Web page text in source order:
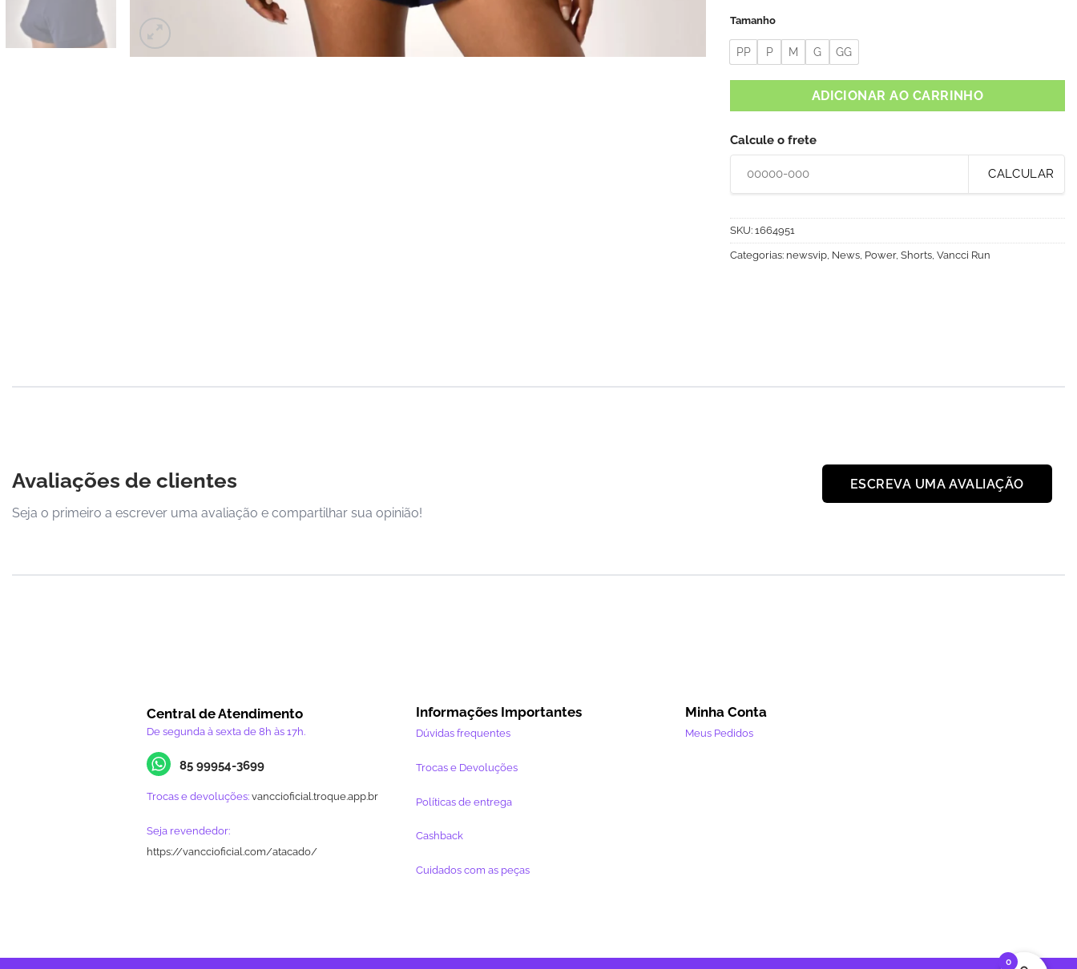
Tamanho
PP P M G GG
ADICIONAR AO CARRINHO
Calcule o frete
CALCULAR
SKU: 1664951
Categorias: newsvip News Power, Shorts Vancci Run
Avaliações de clientes
Seja o primeiro a escrever uma avaliação e compartilhar sua opinião!
ESCREVA UMA AVALIAÇÃO
Central de Atendimento
De segunda à sexta de 8h às 17h.
85 99954-3699
Trocas e devoluções: vanccioficial.troque.app.br
Seja revendedor:
https://vanccioficial.com/atacado/
Informações Importantes
Dúvidas frequentes
Trocas e Devoluções
Políticas de entrega
Cashback
Cuidados com as peças
Minha Conta
Meus Pedidos
0